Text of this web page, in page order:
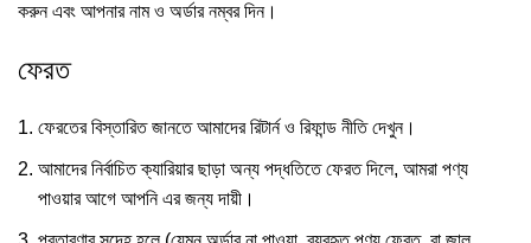
করুন এবং আপনার নাম ও অর্ডার নম্বর দিন।
ফেরত
ফেরতের বিস্তারিত জানতে আমাদের রিটার্ন ও রিফান্ড নীতি দেখুন।
আমাদের নির্বাচিত ক্যারিয়ার ছাড়া অন্য পদ্ধতিতে ফেরত দিলে, আমরা পণ্য
পাওয়ার আগে আপনি এর জন্য দায়ী।